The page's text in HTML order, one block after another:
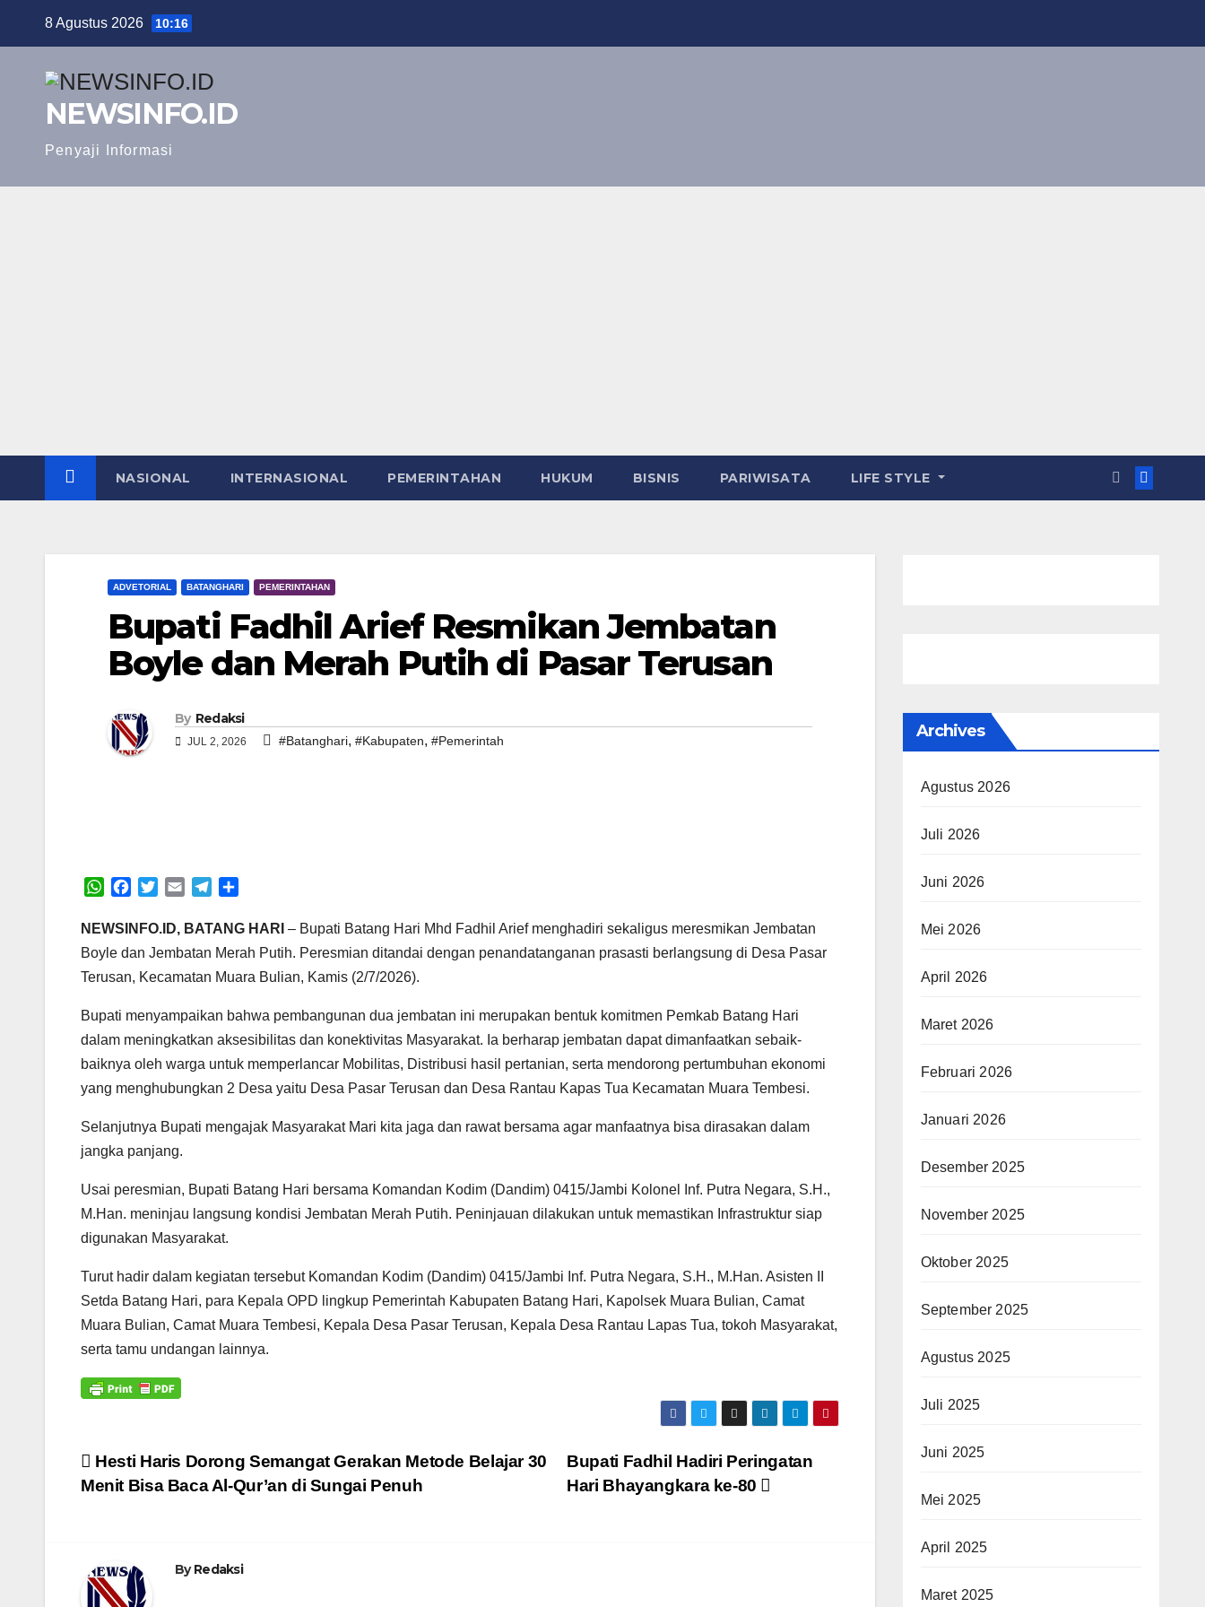
8 Agustus 2026 10:16
NEWSINFO.ID
Penyaji Informasi
NASIONAL INTERNASIONAL PEMERINTAHAN HUKUM BISNIS PARIWISATA LIFE STYLE
ADVETORIAL BATANGHARI PEMERINTAHAN
Bupati Fadhil Arief Resmikan Jembatan
Boyle dan Merah Putih di Pasar Terusan
By Redaksi
JUL 2, 2026 #Batanghari, #Kabupaten, #Pemerintah
W
a
t
A
p
c
o
k
i
e
a
l
e
m
a
NEWSINFO.ID, BATANG HARI – Bupati Batang Hari Mhd Fadhil Arief menghadiri sekaligus meresmikan Jembatan
Boyle dan Jembatan Merah Putih. Peresmian ditandai dengan penandatanganan prasasti berlangsung di Desa Pasar
Terusan, Kecamatan Muara Bulian, Kamis (2/7/2026).
Bupati menyampaikan bahwa pembangunan dua jembatan ini merupakan bentuk komitmen Pemkab Batang Hari
dalam meningkatkan aksesibilitas dan konektivitas Masyarakat. Ia berharap jembatan dapat dimanfaatkan sebaik-
baiknya oleh warga untuk memperlancar Mobilitas, Distribusi hasil pertanian, serta mendorong pertumbuhan ekonomi
yang menghubungkan 2 Desa yaitu Desa Pasar Terusan dan Desa Rantau Kapas Tua Kecamatan Muara Tembesi.
Selanjutnya Bupati mengajak Masyarakat Mari kita jaga dan rawat bersama agar manfaatnya bisa dirasakan dalam
jangka panjang.
Usai peresmian, Bupati Batang Hari bersama Komandan Kodim (Dandim) 0415/Jambi Kolonel Inf. Putra Negara, S.H.,
M.Han. meninjau langsung kondisi Jembatan Merah Putih. Peninjauan dilakukan untuk memastikan Infrastruktur siap
digunakan Masyarakat.
Turut hadir dalam kegiatan tersebut Komandan Kodim (Dandim) 0415/Jambi Inf. Putra Negara, S.H., M.Han. Asisten II
Setda Batang Hari, para Kepala OPD lingkup Pemerintah Kabupaten Batang Hari, Kapolsek Muara Bulian, Camat
Muara Bulian, Camat Muara Tembesi, Kepala Desa Pasar Terusan, Kepala Desa Rantau Lapas Tua, tokoh Masyarakat,
serta tamu undangan lainnya.
Navigasi
Bupati Fadhil Hadiri Peringatan
Hari Bhayangkara ke-80
Hesti Haris Dorong Semangat Gerakan Metode Belajar 30
Menit Bisa Baca Al-Qur’an di Sungai Penuh
ByRedaksi
Archives
Agustus 2026
Juli 2026
Juni 2026
Mei 2026
April 2026
Maret 2026
Februari 2026
Januari 2026
Desember 2025
November 2025
Oktober 2025
September 2025
Agustus 2025
Juli 2025
Juni 2025
Mei 2025
April 2025
Maret 2025